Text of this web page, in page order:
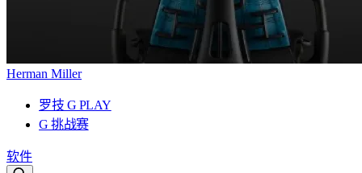
Herman Miller
罗技 G PLAY
G 挑战赛
软件